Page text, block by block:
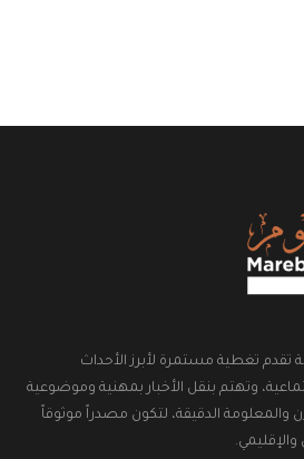
تقدم تغطية مستمرة لأبرز الأحداث
وتهتم بنقل الأخبار بمهنية وموضوعية
والمعلومة الدقيقة، لتكون مصدراً موثوقاً